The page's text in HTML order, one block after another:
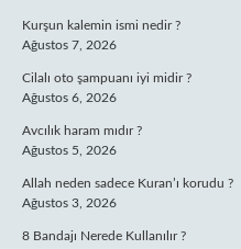
Kurşun kalemin ismi nedir ?
Ağustos 7, 2026
Cilalı oto şampuanı iyi midir ?
Ağustos 6, 2026
Avcılık haram mıdır ?
Ağustos 5, 2026
Allah neden sadece Kuran’ı korudu ?
Ağustos 3, 2026
8 Bandajı Nerede Kullanılır ?